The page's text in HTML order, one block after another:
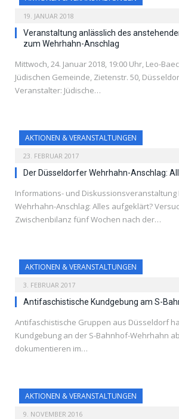
19. JANUAR 2018
Veranstaltung anlässlich des
zum Wehrhahn-Anschlag
Mittwoch, 24. Januar 2018, 19:00 Uhr, Leo-
Jüdischen Gemeinde, Zietenstr. 50,
Veranstalter: Jüdische…
AKTIONEN & VERANSTALTUNGEN
23. FEBRUAR 2017
Der Düsseldorfer Wehrhahn-Anschlag:
Informations- und
Wehrhahn-Anschlag: Alles aufgeklärt?
Zwischenbilanz fünf Wochen nach der…
AKTIONEN & VERANSTALTUNGEN
3. FEBRUAR 2017
Antifaschistische Kundgebung am S-
Antifaschistische Gruppen aus Düsseldorf
Kundgebung an der S-Bahnhof-Wehrhahn
dokumentieren im…
AKTIONEN & VERANSTALTUNGEN
9. NOVEMBER 2016